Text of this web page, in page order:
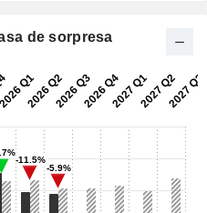
de sorpresa